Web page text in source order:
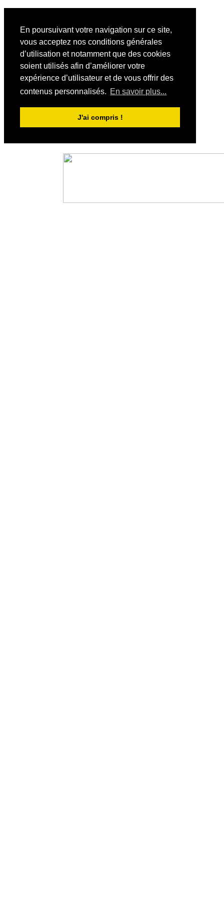
En poursuivant votre navigation sur ce site,
vous acceptez nos conditions générales
d’utilisation et notamment que des cookies
soient utilisés afin d’améliorer votre
expérience d’utilisateur et de vous offrir des
contenus personnalisés. En savoir plus...
J'ai compris !